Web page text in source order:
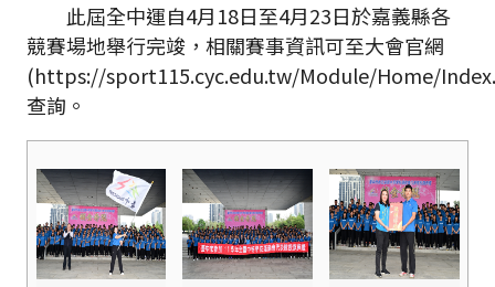
此屆全中運自4月18日至4月23日於嘉義縣各
競賽場地舉行完竣，相關賽事資訊可至大會官網
(https://sport115.cyc.edu.tw/Module/Home/
查詢。